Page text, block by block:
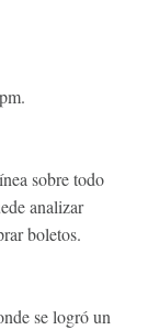
sobre todo
analizar
boletos.
se logró un